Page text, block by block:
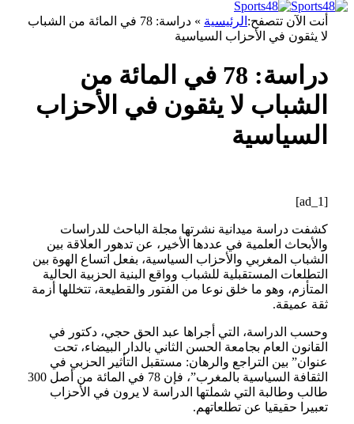
أنت الآن تتصفح:الرئيسية»
دراسة: 78 في المائة من الشباب
لا يثقون في الأحزاب السياسية
دراسة: 78 في المائة من
الشباب لا يثقون في الأحزاب
السياسية
كشفت دراسة ميدانية نشرتها مجلة الباحث للدراسات
والأبحاث العلمية في عددها الأخير، عن تدهور العلاقة بين
الشباب المغربي والأحزاب السياسية، بفعل اتساع الهوة بين
التطلعات المستقبلية للشباب وواقع البنية الحزبية الحالية
المتأزم، وهو ما خلق نوعا من الفتور والقطيعة، تتخللها أزمة
ثقة عميقة.
وحسب الدراسة، التي أجراها عبد الحق حجي، دكتور في
القانون العام بجامعة الحسن الثاني بالدار البيضاء، تحت
عنوان” بين التراجع والرهان: مستقبل التأثير الحزبي في
الثقافة السياسية بالمغرب”، فإن 78 في المائة من أصل 300
طالب وطالبة التي شملتها الدراسة لا يرون في الأحزاب
تعبيرا حقيقيا عن تطلعاتهم.